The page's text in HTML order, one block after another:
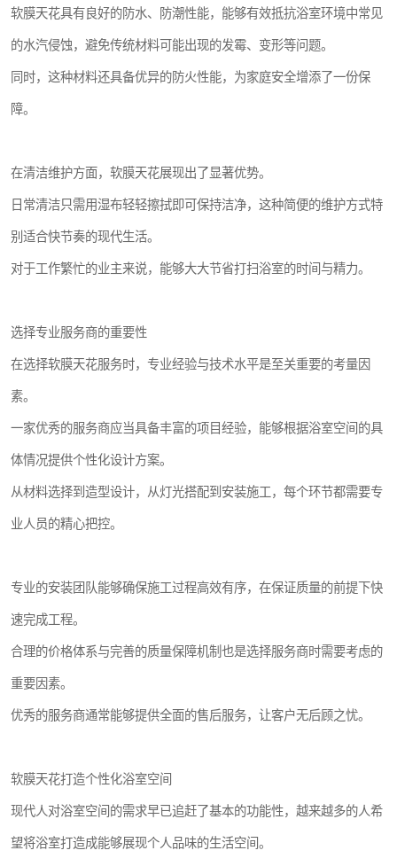
软膜天花具有良好的防水、防潮性能，能够有效抵抗浴室环境中常见
的水汽侵蚀，避免传统材料可能出现的发霉、变形等问题。
同时，这种材料还具备优异的防火性能，为家庭安全增添了一份保
障。
在清洁维护方面，软膜天花展现出了显著优势。
日常清洁只需用湿布轻轻擦拭即可保持洁净，这种简便的维护方式特
别适合快节奏的现代生活。
对于工作繁忙的业主来说，能够大大节省打扫浴室的时间与精力。
选择专业服务商的重要性
在选择软膜天花服务时，专业经验与技术水平是至关重要的考量因
素。
一家优秀的服务商应当具备丰富的项目经验，能够根据浴室空间的具
体情况提供个性化设计方案。
从材料选择到造型设计，从灯光搭配到安装施工，每个环节都需要专
业人员的精心把控。
专业的安装团队能够确保施工过程高效有序，在保证质量的前提下快
速完成工程。
合理的价格体系与完善的质量保障机制也是选择服务商时需要考虑的
重要因素。
优秀的服务商通常能够提供全面的售后服务，让客户无后顾之忧。
软膜天花打造个性化浴室空间
现代人对浴室空间的需求早已追赶了基本的功能性，越来越多的人希
望将浴室打造成能够展现个人品味的生活空间。